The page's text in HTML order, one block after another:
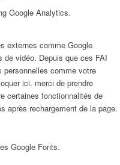
Google Analytics.
externes comme Google
de vidéo. Depuis que ces FAI
comme votre
ici. merci de prendre
certaines fonctionnalités de
après rechargement de la page.
Google Fonts.